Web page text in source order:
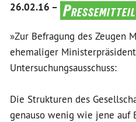
26.02.16 –
»Zur Befragung des Zeugen
ehemaliger
Untersuchungsausschuss:
Die Strukturen des
genauso wenig wie jene auf